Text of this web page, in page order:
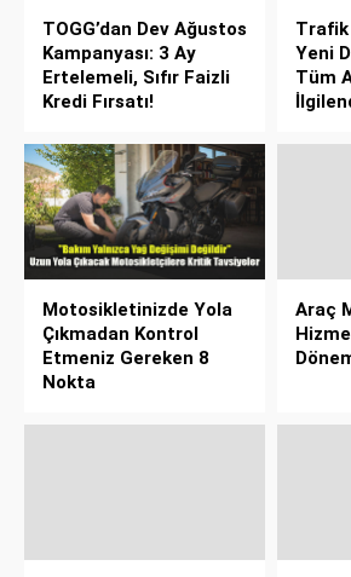
TOGG’dan Dev Ağustos
Kampanyası: 3 Ay
Ertelemeli, Sıfır Faizli
Kredi Fırsatı!
Trafik
Yeni
Tüm
Motosikletinizde Yola
Çıkmadan Kontrol
Etmeniz Gereken 8
Nokta
Araç